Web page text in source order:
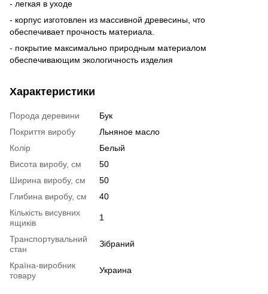
- легкая в уходе
- корпус изготовлен из массивной древесины, что
обеспечивает прочность материала.
- покрытие максимально природным материалом
обеспечивающим экологичность изделия
Характеристики
Порода деревини
Бук
Покриття виробу
Льняное масло
Колір
Белый
Висота виробу, см
50
Ширина виробу, см
50
Глибина виробу, см
40
Кількість висувних
ящиків
1
Транспортувальний
стан
Зібраний
Країна-виробник
товару
Украина